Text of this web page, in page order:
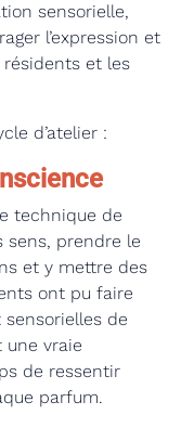
sensorielle,
l’expression et
et les
d’atelier :
technique de
sens, prendre le
et y mettre des
ont pu faire
de
une vraie
de ressentir
parfum.